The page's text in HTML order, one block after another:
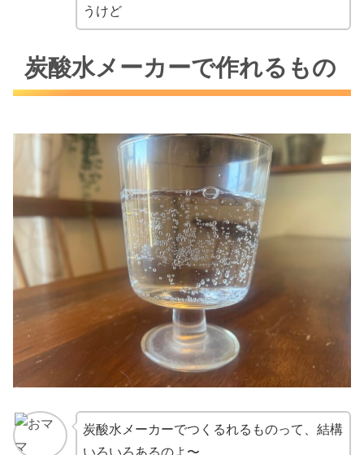
うけど
炭酸水メーカーで作れるもの
炭酸水メーカーでつくるれるものって、結構